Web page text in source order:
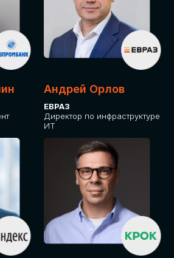
Андрей Орлов
ЕВРАЗ
Директор по инфраструктуре
ИТ